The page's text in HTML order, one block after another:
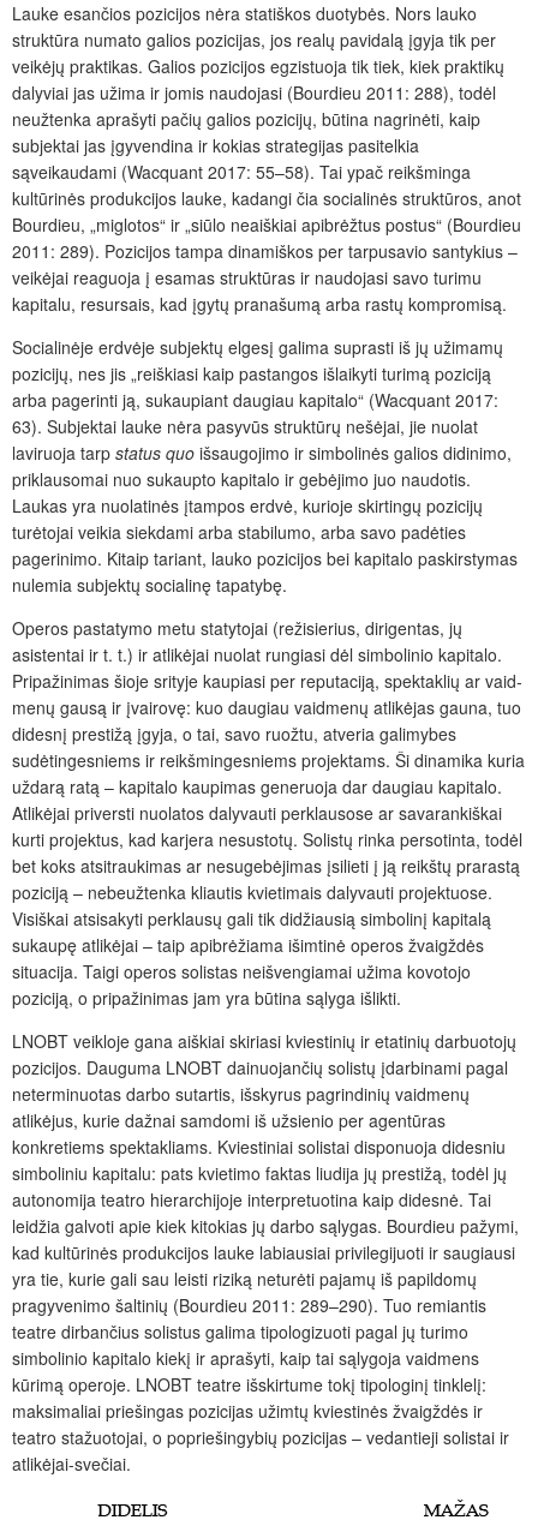
Lauke esančios pozicijos nėra statiškos duotybės. Nors lauko
struktūra numato galios pozicijas, jos realų pavidalą įgyja tik per
veikėjų praktikas. Galios pozicijos egzistuoja tik tiek, kiek praktikų
dalyviai jas užima ir jomis naudojasi (Bourdieu 2011: 288), todėl
neužtenka aprašyti pačių galios pozicijų, būtina nagrinėti, kaip
subjektai jas įgyvendina ir kokias strategijas pasitelkia
sąveikaudami (Wacquant 2017: 55–58). Tai ypač reikšminga
kultūrinės produkcijos lauke, kadangi čia socialinės struktūros, anot
Bourdieu, „miglotos“ ir „siūlo neaiškiai apibrėžtus postus“ (Bourdieu
2011: 289). Pozicijos tampa dinamiškos per tarpusavio santykius –
veikėjai reaguoja į esamas struktūras ir naudojasi savo turimu
kapitalu, resursais, kad įgytų pranašumą arba rastų kompromisą.
Socialinėje erdvėje subjektų elgesį galima suprasti iš jų užimamų
pozicijų, nes jis „reiškiasi kaip pastangos išlaikyti turimą poziciją
arba pagerinti ją, sukaupiant daugiau kapitalo“ (Wacquant 2017:
63). Subjektai lauke nėra pasyvūs struktūrų nešėjai, jie nuolat
laviruoja tarp status quo išsaugojimo ir simbolinės galios didinimo,
priklausomai nuo sukaupto kapitalo ir gebėjimo juo naudotis.
Laukas yra nuolatinės įtampos erdvė, kurioje skirtingų pozicijų
turėtojai veikia siekdami arba stabilumo, arba savo padėties
pagerinimo. Kitaip tariant, lauko pozicijos bei kapitalo paskirstymas
nulemia subjektų socialinę tapatybę.
Operos pastatymo metu statytojai (režisierius, dirigentas, jų
asistentai ir t. t.) ir atlikėjai nuolat rungiasi dėl simbolinio kapitalo.
Pripažinimas šioje srityje kaupiasi per reputaciją, spektaklių ar vaid­
menų gausą ir įvairovę: kuo daugiau vaidmenų atlikėjas gauna, tuo
didesnį prestižą įgyja, o tai, savo ruožtu, atveria galimybes
sudėtingesniems ir reikšmingesniems projektams. Ši dinamika kuria
uždarą ratą – kapitalo kaupimas generuoja dar daugiau kapitalo.
Atlikėjai priversti nuolatos dalyvauti perklausose ar savarankiškai
kurti projektus, kad karjera nesustotų. Solistų rinka persotinta, todėl
bet koks atsitraukimas ar nesugebėjimas įsilieti į ją reikštų prarastą
poziciją – nebeužtenka kliautis kvietimais dalyvauti projektuose.
Visiškai atsisakyti perklausų gali tik didžiausią simbolinį kapitalą
sukaupę atlikėjai – taip apibrėžiama išimtinė operos žvaigždės
situacija. Taigi operos solistas neišvengiamai užima kovotojo
poziciją, o pripažinimas jam yra būtina sąlyga išlikti.
LNOBT veikloje gana aiškiai skiriasi kviestinių ir etatinių darbuotojų
pozicijos. Dauguma LNOBT dainuojančių solistų įdarbinami pagal
neterminuotas darbo sutartis, išskyrus pagrindinių vaid­menų
atlikėjus, kurie dažnai samdomi iš užsienio per agentūras
konkretiems spektakliams. Kviestiniai solistai disponuoja didesniu
simboliniu kapitalu: pats kvietimo faktas liudija jų prestižą, todėl jų
autonomija teatro hierarchijoje interpretuotina kaip didesnė. Tai
leidžia galvoti apie kiek kitokias jų darbo sąlygas. Bourdieu pažymi,
kad kultūrinės produkcijos lauke labiausiai privilegijuoti ir saugiausi
yra tie, kurie gali sau leisti riziką neturėti pajamų iš papildomų
pragyvenimo šaltinių (Bourdieu 2011: 289–290). Tuo remiantis
teatre dirbančius solistus galima tipologizuoti pagal jų turimo
simbolinio kapitalo kiekį ir aprašyti, kaip tai sąlygoja vaidmens
kūrimą operoje. LNOBT teatre išskirtume tokį tipologinį tinklelį:
maksimaliai priešingas pozicijas užimtų kviestinės žvaigždės ir
teatro stažuotojai, o popriešingybių pozicijas – vedantieji solistai ir
atlikėjai-svečiai.